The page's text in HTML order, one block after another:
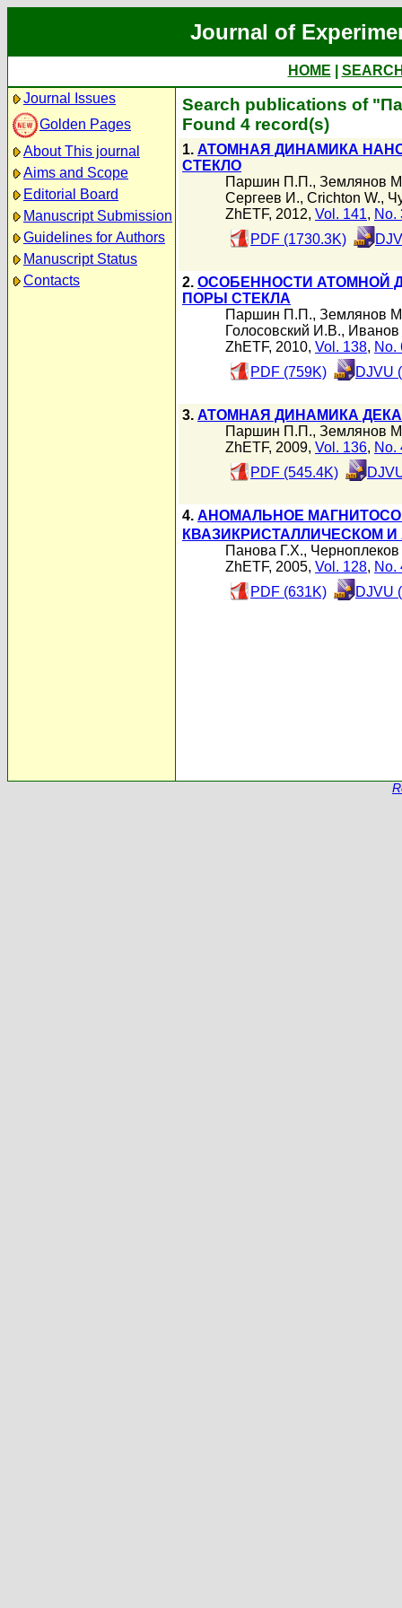
Journal of
HOME
Journal Issues
Golden Pages
About This journal
Aims and Scope
Editorial Board
Manuscript Submission
Guidelines for Authors
Manuscript Status
Contacts
Search publications of
Found 4 record(s)
1. АТОМНАЯ ДИНАМИКА
СТЕКЛО
Паршин П.П., Землянов
Сергеев И., Crichton W.,
ZhETF, 2012, Vol. 141, No.
PDF (1730.3K)
2. ОСОБЕННОСТИ АТОМНОЙ
ПОРЫ СТЕКЛА
Паршин П.П., Землянов
Голосовский И.В.,
ZhETF, 2010, Vol. 138, No.
PDF (759K)
DJVU
3. АТОМНАЯ ДИНАМИКА
Паршин П.П., Землянов
ZhETF, 2009, Vol. 136, No.
PDF (545.4K)
4. АНОМАЛЬНОЕ
КВАЗИКРИСТАЛЛИЧЕСКОМ
Панова Г.Х.,
ZhETF, 2005, Vol. 128, No.
PDF (631K)
DJVU